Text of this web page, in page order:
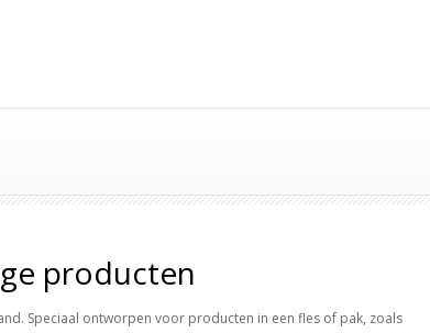
producten
Speciaal ontworpen voor producten in een fles of pak, zoals